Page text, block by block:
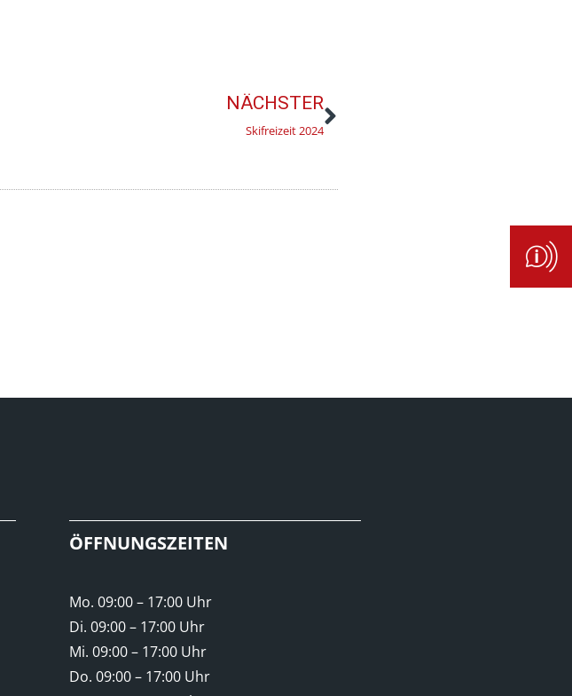
NÄCHSTER
Skifreizeit 2024
ÖFFNUNGSZEITEN
Mo. 09:00 – 17:00 Uhr
Di. 09:00 – 17:00 Uhr
Mi. 09:00 – 17:00 Uhr
Do. 09:00 – 17:00 Uhr